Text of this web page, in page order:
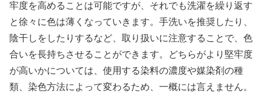
牢度を高めることは可能ですが、それでも洗濯を繰り返す
と徐々に色は薄くなっていきます。手洗いを推奨したり、
陰干しをしたりするなど、取り扱いに注意することで、色
合いを長持ちさせることができます。どちらがより堅牢度
が高いかについては、使用する染料の濃度や媒染剤の種
類、染色方法によって変わるため、一概には言えません。